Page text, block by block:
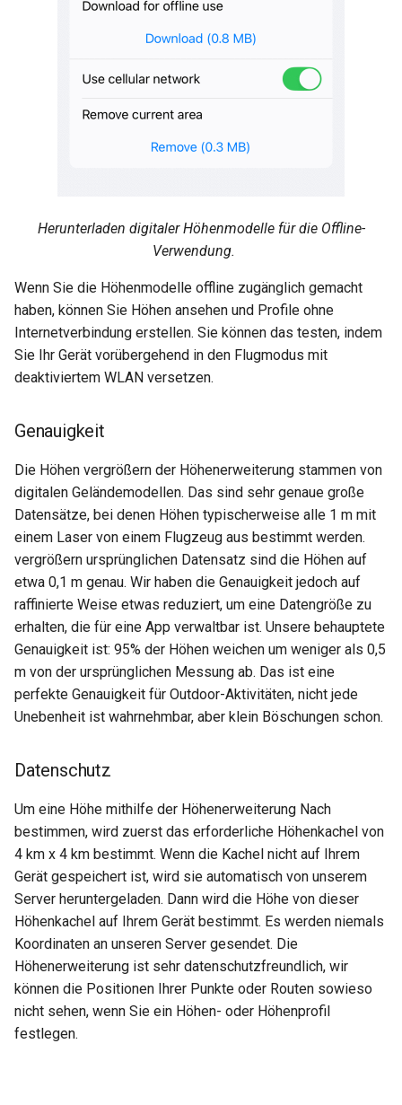
Herunterladen digitaler Höhenmodelle für die Offline-
Verwendung.
Wenn Sie die Höhenmodelle offline zugänglich gemacht
haben, können Sie Höhen ansehen und Profile ohne
Internetverbindung erstellen. Sie können das testen, indem
Sie Ihr Gerät vorübergehend in den Flugmodus mit
deaktiviertem WLAN versetzen.
Genauigkeit
Die Höhen vergrößern der Höhenerweiterung stammen von
digitalen Geländemodellen. Das sind sehr genaue große
Datensätze, bei denen Höhen typischerweise alle 1 m mit
einem Laser von einem Flugzeug aus bestimmt werden.
vergrößern ursprünglichen Datensatz sind die Höhen auf
etwa 0,1 m genau. Wir haben die Genauigkeit jedoch auf
raffinierte Weise etwas reduziert, um eine Datengröße zu
erhalten, die für eine App verwaltbar ist. Unsere behauptete
Genauigkeit ist: 95% der Höhen weichen um weniger als 0,5
m von der ursprünglichen Messung ab. Das ist eine
perfekte Genauigkeit für Outdoor-Aktivitäten, nicht jede
Unebenheit ist wahrnehmbar, aber klein Böschungen schon.
Datenschutz
Um eine Höhe mithilfe der Höhenerweiterung Nach
bestimmen, wird zuerst das erforderliche Höhenkachel von
4 km x 4 km bestimmt. Wenn die Kachel nicht auf Ihrem
Gerät gespeichert ist, wird sie automatisch von unserem
Server heruntergeladen. Dann wird die Höhe von dieser
Höhenkachel auf Ihrem Gerät bestimmt. Es werden niemals
Koordinaten an unseren Server gesendet. Die
Höhenerweiterung ist sehr datenschutzfreundlich, wir
können die Positionen Ihrer Punkte oder Routen sowieso
nicht sehen, wenn Sie ein Höhen- oder Höhenprofil
festlegen.